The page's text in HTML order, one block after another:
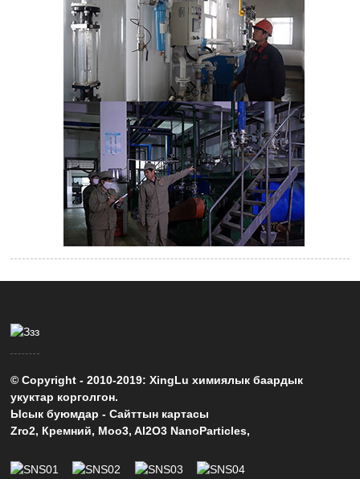
© Copyright - 2010-2019: XingLu химиялык баардык
укуктар корголгон.
Ысык буюмдар -Сайттын картасы
Zro2, Кремний, Moo3,Al2O3 NanoParticles,